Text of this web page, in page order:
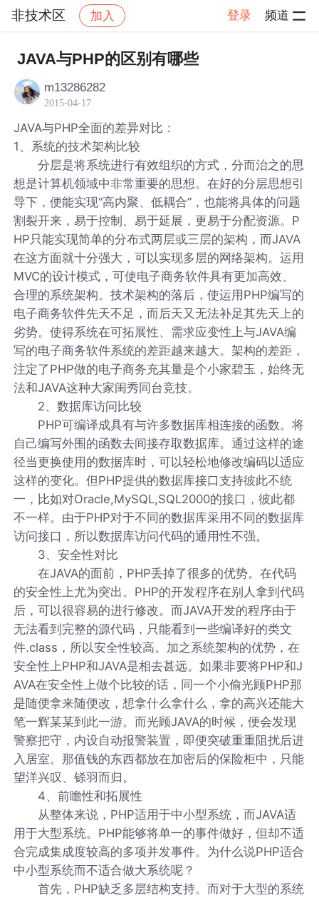
非技术区 加入 登录 频道
社区 非技术区 帖子详情
JAVA与PHP的区别有哪些
m13286282
2015-04-17
JAVA与PHP全面的差异对比：
1、系统的技术架构比较
分层是将系统进行有效组织的方式，分而治之的思
想是计算机领域中非常重要的思想。在好的分层思想引
导下，便能实现“高内聚、低耦合”，也能将具体的问题
割裂开来，易于控制、易于延展，更易于分配资源。P
HP只能实现简单的分布式两层或三层的架构，而JAVA
在这方面就十分强大，可以实现多层的网络架构。运用
MVC的设计模式，可使电子商务软件具有更加高效、
合理的系统架构。技术架构的落后，使运用PHP编写的
电子商务软件先天不足，而后天又无法补足其先天上的
劣势。使得系统在可拓展性、需求应变性上与JAVA编
写的电子商务软件系统的差距越来越大。架构的差距，
注定了PHP做的电子商务充其量是个小家碧玉，始终无
法和JAVA这种大家闺秀同台竞技。
2、数据库访问比较
PHP可编译成具有与许多数据库相连接的函数。将
自己编写外围的函数去间接存取数据库。通过这样的途
径当更换使用的数据库时，可以轻松地修改编码以适应
这样的变化。但PHP提供的数据库接口支持彼此不统
一，比如对Oracle,MySQL,SQL2000的接口，彼此都
不一样。由于PHP对于不同的数据库采用不同的数据库
访问接口，所以数据库访问代码的通用性不强。
3、安全性对比
在JAVA的面前，PHP丢掉了很多的优势。在代码
的安全性上尤为突出。PHP的开发程序在别人拿到代码
后，可以很容易的进行修改。而JAVA开发的程序由于
无法看到完整的源代码，只能看到一些编译好的类文
件.class，所以安全性较高。加之系统架构的优势，在
安全性上PHP和JAVA是相去甚远。如果非要将PHP和J
AVA在安全性上做个比较的话，同一个小偷光顾PHP那
是随便拿来随便改，想拿什么拿什么，拿的高兴还能大
笔一辉某某到此一游。而光顾JAVA的时候，便会发现
警察把守，内设自动报警装置，即便突破重重阻扰后进
入居室。那值钱的东西都放在加密后的保险柜中，只能
望洋兴叹、铩羽而归。
4、前瞻性和拓展性
从整体来说，PHP适用于中小型系统，而JAVA适
用于大型系统。PHP能够将单一的事件做好，但却不适
合完成集成度较高的多项并发事件。为什么说PHP适合
中小型系统而不适合做大系统呢？
首先，PHP缺乏多层结构支持。而对于大型的系统